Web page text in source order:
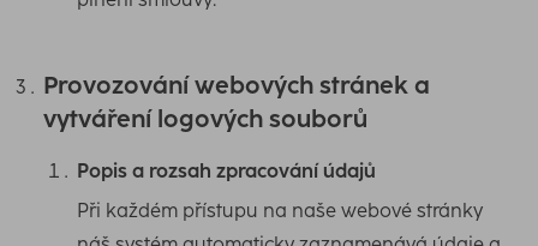
Provozování webových stránek a
vytváření logových souborů
Popis a rozsah zpracování údajů
Při každém přístupu na naše webové stránky